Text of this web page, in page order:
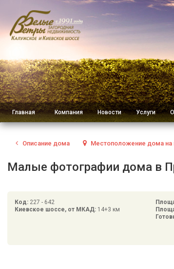
Главная Компания Новости Услуги
Описание дома Местоположение дома на
Малые фотографии дома в
Код: 227 - 642
Киевское шоссе, от МКАД: 14+3 км